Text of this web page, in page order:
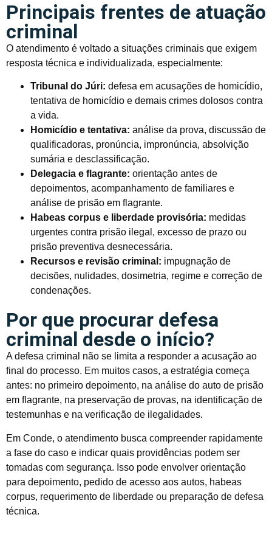
Principais frentes de atuação
criminal
O atendimento é voltado a situações criminais que exigem
resposta técnica e individualizada, especialmente:
Tribunal do Júri: defesa em acusações de homicídio,
tentativa de homicídio e demais crimes dolosos contra
a vida.
Homicídio e tentativa: análise da prova, discussão de
qualificadoras, pronúncia, impronúncia, absolvição
sumária e desclassificação.
Delegacia e flagrante: orientação antes de
depoimentos, acompanhamento de familiares e
análise de prisão em flagrante.
Habeas corpus e liberdade provisória: medidas
urgentes contra prisão ilegal, excesso de prazo ou
prisão preventiva desnecessária.
Recursos e revisão criminal: impugnação de
decisões, nulidades, dosimetria, regime e correção de
condenações.
Por que procurar defesa
criminal desde o início?
A defesa criminal não se limita a responder a acusação ao
final do processo. Em muitos casos, a estratégia começa
antes: no primeiro depoimento, na análise do auto de prisão
em flagrante, na preservação de provas, na identificação de
testemunhas e na verificação de ilegalidades.
Em Conde, o atendimento busca compreender rapidamente
a fase do caso e indicar quais providências podem ser
tomadas com segurança. Isso pode envolver orientação
para depoimento, pedido de acesso aos autos, habeas
corpus, requerimento de liberdade ou preparação de defesa
técnica.